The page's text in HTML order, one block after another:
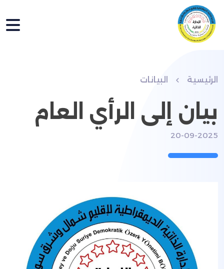
الرئيسية البيانات
بيان إلى الرأي العام
20-09-2025